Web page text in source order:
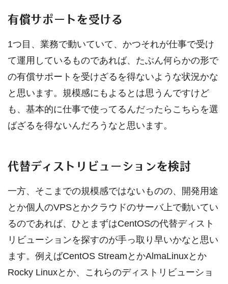
有償サポートを受ける
1つ目、業務で動いていて、かつそれが仕事で受け
て運用しているものであれば、たぶん何らかの形で
の有償サポートを受けざるを得ないような状況かな
と思います。規模感にもよるとは思うんですけど
も、基本的に仕事で使ってるんだったらこちらを選
ばざるを得ないんだろうなと思います。
代替ディストリビューションを検討
一方、そこまでの規模感ではないものの、開発用途
とか個人のVPSとかクラウドのサーバ上で動いてい
るのであれば、ひとまずはCentOSの代替ディスト
リビューションを探すのが手っ取り早いかなと思い
ます。例えばCentOS StreamとかAlmaLinuxとか
Rocky Linuxとか、これらのディストリビューショ